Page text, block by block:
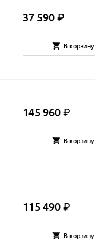
37 590 ₽
В корзину
145 960 ₽
В корзину
115 490 ₽
В корзину